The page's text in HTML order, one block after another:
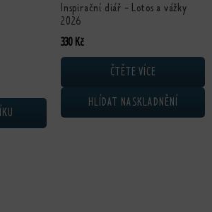
Inspirační diář - Lotos a vážky
2026
330 Kč
ČTĚTE VÍCE
HLÍDAT NASKLADNĚNÍ